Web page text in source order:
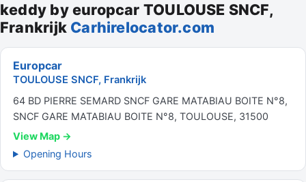
keddy by europcar TOULOUSE SNCF,
Frankrijk Carhirelocator.com
Europcar
TOULOUSE SNCF, Frankrijk
64 BD PIERRE SEMARD SNCF GARE MATABIAU BOITE N°8,
SNCF GARE MATABIAU BOITE N°8, TOULOUSE, 31500
View Map →
Opening Hours